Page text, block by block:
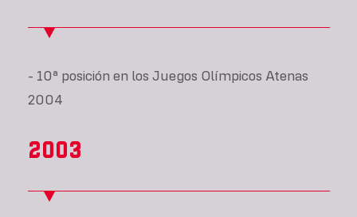
- 10ª posición en los Juegos Olímpicos Atenas
2004
2003